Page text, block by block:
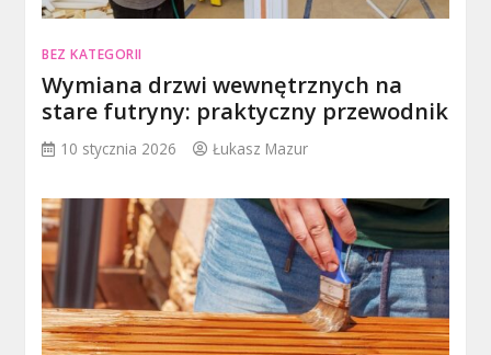
BEZ KATEGORII
Wymiana drzwi wewnętrznych na
stare futryny: praktyczny przewodnik
10 stycznia 2026 Łukasz Mazur